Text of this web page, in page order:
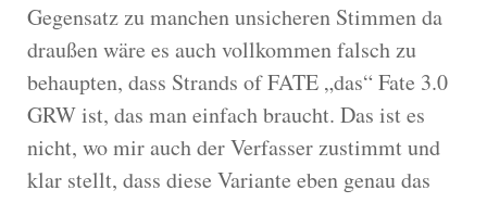
Gegensatz zu manchen unsicheren Stimmen da
draußen wäre es auch vollkommen falsch zu
behaupten, dass Strands of FATE „das“ Fate 3.0
GRW ist, das man einfach braucht. Das ist es
nicht, wo mir auch der Verfasser zustimmt und
klar stellt, dass diese Variante eben genau das